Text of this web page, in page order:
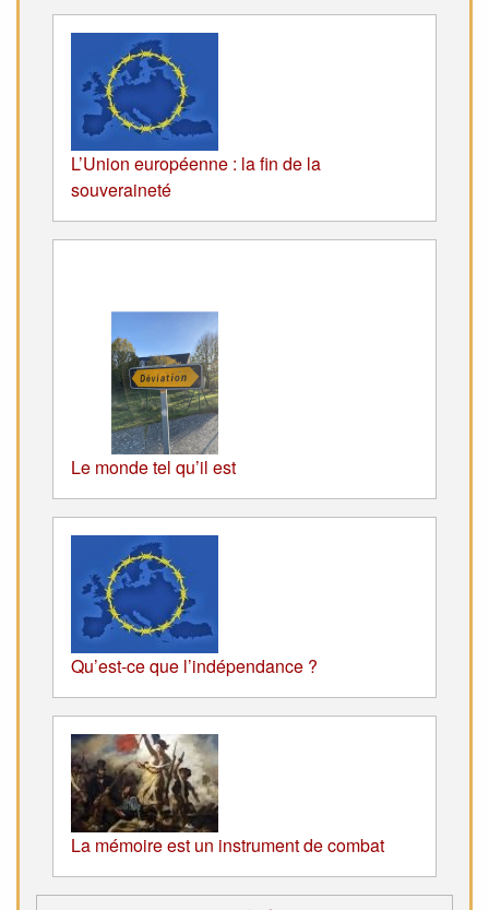
L’Union européenne : la fin de la
souveraineté
Le monde tel qu’il est
Qu’est-ce que l’indépendance ?
La mémoire est un instrument de combat